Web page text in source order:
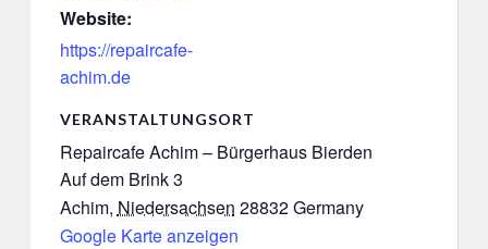
Website:
https://repaircafe-
achim.de
VERANSTALTUNGSORT
Repaircafe Achim – Bürgerhaus Bierden
Auf dem Brink 3
Achim, Niedersachsen 28832Germany
Google Karte anzeigen